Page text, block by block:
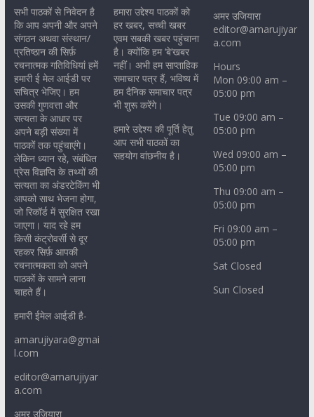
सभी पाठकों से निवेदन है
कि आप अपनी और अपने
संगठन अथवा संस्थान/
प्रतिष्ठान की सिर्फ़
रचनात्मक गतिविधियां हमें
हमारी ई मेल आईडी पर
सचित्र भेजिए। हम
उसकी गुणवत्ता और
सत्यता के आधार पर
अपने बड़ी संख्या में
पाठकों तक पहुंचाएंगे।
लेकिन ध्यान रहे, संबंधित
प्रेस विज्ञप्ति के तथ्यों की
सत्यता का अंडरटेकिंग भी
आपको साथ भेजना होगा,
जो रिकॉर्ड में सुरक्षित रखा
जाएगा। याद रहे हम
किसी कंट्रोवर्सी से दूर
रहकर सिर्फ़ आपकी
रचनात्मकता को अपने
पाठकों के सामने लाना
चाहते हैं।
हमारी ईमेल आईडी है-
amarujiyara@gmai
l.com
editor@amarujiyar
a.com
अमर उजियारा
हमारा उद्देश्य पाठकों को
हर खबर, सच्ची खबर
एवम सबकी खबर पहुंचाना
है। क्योंकि हम ‘बे’खबर
नहीं। अभी हम साप्ताहिक
समाचार पत्र हैं, भविष्य में
हम दैनिक समाचार पत्र
भी शुरू करेंगे।
हमारे उद्देश्य की पूर्ति हेतु
आप सभी पाठकों का
सहयोग वांछनीय है।
अमर उजियारा
editor@amarujiyar
a.com
Hours
Mon 09:00 am –
05:00 pm
Tue 09:00 am –
05:00 pm
Wed 09:00 am –
05:00 pm
Thu 09:00 am –
05:00 pm
Fri 09:00 am –
05:00 pm
Sat Closed
Sun Closed